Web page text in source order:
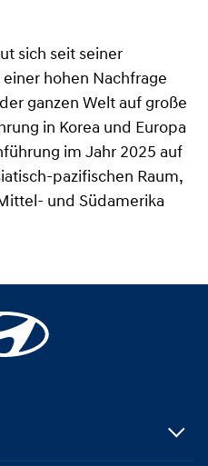
sich seit seiner
hohen Nachfrage
ganzen Welt auf große
in Korea und Europa
im Jahr 2025 auf
pazifischen Raum,
und Südamerika